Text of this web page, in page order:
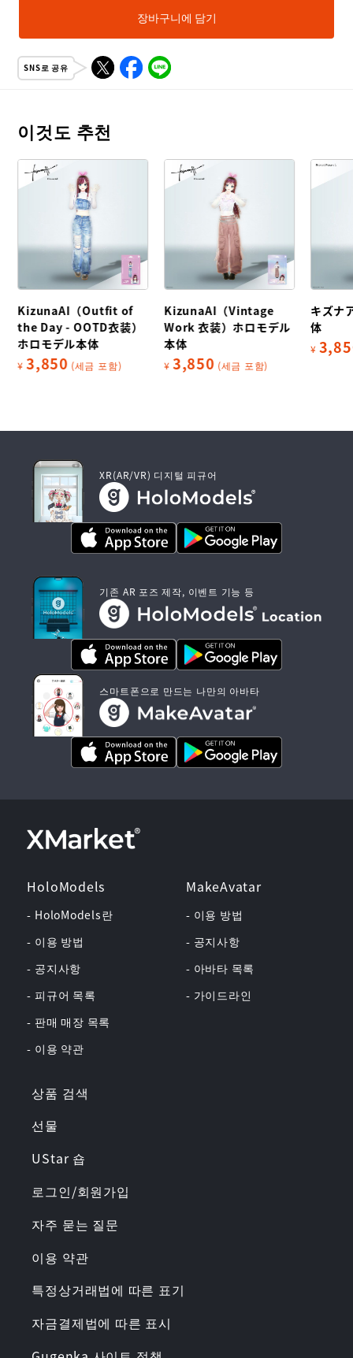
장바구니에 담기
SNS로 공유
이것도 추천
KizunaAI（Outfit of
the Day - OOTD衣装）
ホロモデル本体
¥ 3,850 (세금 포함)
KizunaAI（Vintage
Work 衣装）ホロモデル
本体
¥ 3,850 (세금 포함)
キズナ
体
¥
XR(AR/VR) 디지털 피규어
기존 AR 포즈 제작, 이벤트 기능 등
스마트폰으로 만드는 나만의 아바타
HoloModels
- HoloModels란
- 이용 방법
- 공지사항
- 피규어 목록
- 판매 매장 목록
- 이용 약관
MakeAvatar
- 이용 방법
- 공지사항
- 아바타 목록
- 가이드라인
상품 검색
선물
UStar 숍
로그인/회원가입
자주 묻는 질문
이용 약관
특정상거래법에 따른 표기
자금결제법에 따른 표시